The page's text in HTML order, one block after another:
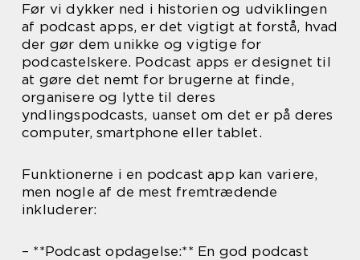
Før vi dykker ned i historien og udviklingen
af podcast apps, er det vigtigt at forstå, hvad
der gør dem unikke og vigtige for
podcastelskere. Podcast apps er designet til
at gøre det nemt for brugerne at finde,
organisere og lytte til deres
yndlingspodcasts, uanset om det er på deres
computer, smartphone eller tablet.
Funktionerne i en podcast app kan variere,
men nogle af de mest fremtrædende
inkluderer:
– **Podcast opdagelse:** En god podcast